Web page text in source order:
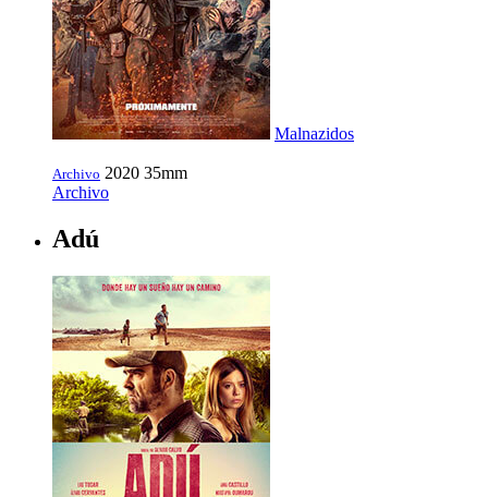
Malnazidos
Archivo 2020 35mm
Archivo
Adú